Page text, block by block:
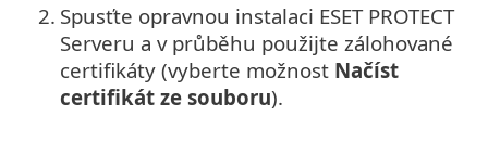
2. Spusťte opravnou instalaci ESET PROTECT
Serveru a v průběhu použijte zálohované
certifikáty (vyberte možnost Načíst
certifikát ze souboru).